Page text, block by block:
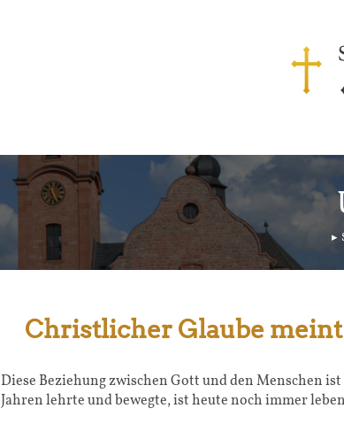
Christlicher Glaube
Diese Beziehung zwischen Gott und den Menschen
Jahren lehrte und bewegte, ist heute noch immer